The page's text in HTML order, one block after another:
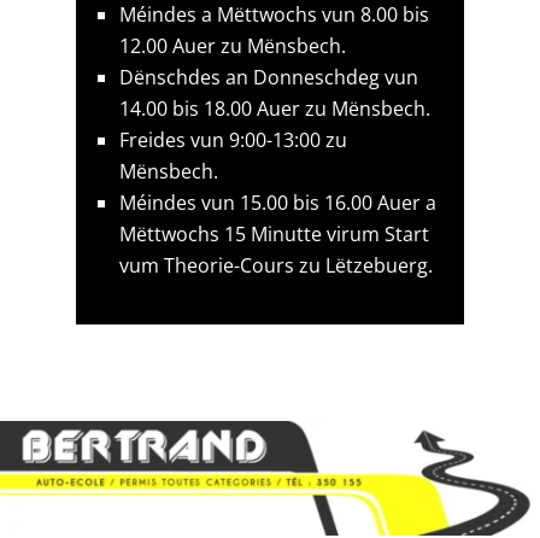
Méindes a Mëttwochs vun 8.00 bis
12.00 Auer zu Mënsbech.
Dënschdes an Donneschdeg vun
14.00 bis 18.00 Auer zu Mënsbech.
Freides vun 9:00-13:00 zu
Mënsbech.
Méindes vun 15.00 bis 16.00 Auer a
Mëttwochs 15 Minutte virum Start
vum Theorie-Cours zu Lëtzebuerg.